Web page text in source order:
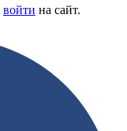
войти на сайт.